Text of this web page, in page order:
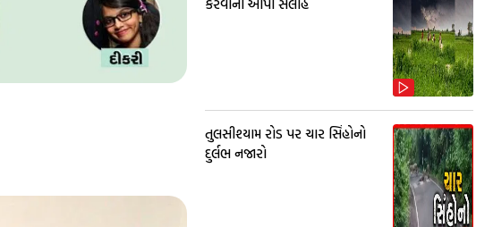
તુલસીશ્યામ રોડ પર ચાર સિંહોનો
દુર્લભ નજારો